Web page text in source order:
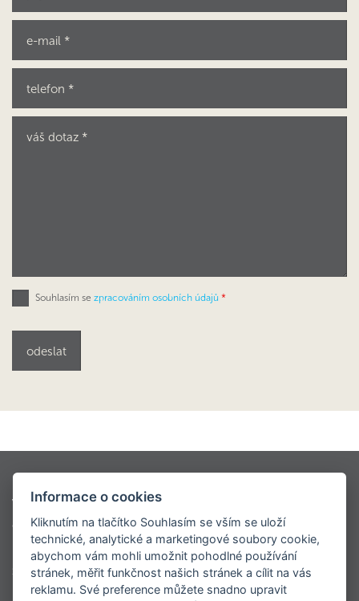
Souhlasím se zpracováním osobních údajů *
Kontio styly
Virtuální prohlídky
Modely dřevostaveb KONTIO
Ceník
O nás Napsali o nás
Realizace
Roubenky
Sruby
Velké luxusní srubové domy
Srubové chaty
Virtuální prohlídka centrály
Informace o cookies
Kliknutím na tlačítko Souhlasím se vším se uloží
technické, analytické a marketingové soubory cookie,
abychom vám mohli umožnit pohodlné používání
stránek, měřit funkčnost našich stránek a cílit na vás
reklamu. Své preference můžete snadno upravit